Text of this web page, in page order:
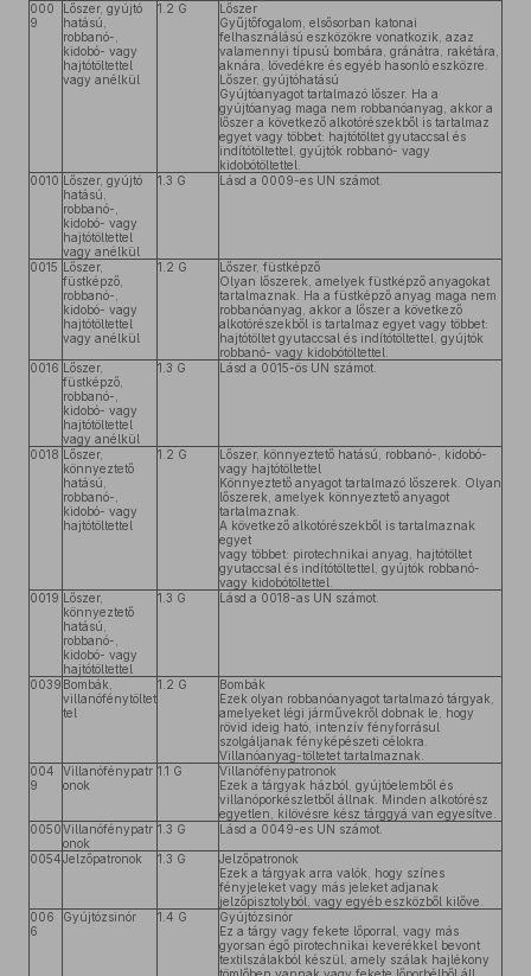
000
9
Lőszer, gyújtó
hatású,
robbanó-,
kidobó- vagy
hajtótöltettel
vagy anélkül
1.2 G
Lőszer
Gyűjtőfogalom, elsősorban katonai
felhasználású eszközökre vonatkozik, azaz
valamennyi típusú bombára, gránátra, rakétára,
aknára, lövedékre és egyéb hasonló eszközre.
Lőszer, gyújtóhatású
Gyújtóanyagot tartalmazó lőszer. Ha a
gyújtóanyag maga nem robbanóanyag, akkor a
lőszer a következő alkotórészekből is tartalmaz
egyet vagy többet: hajtótöltet gyutaccsal és
indítótöltettel, gyújtók robbanó- vagy
kidobótöltettel.
0010 Lőszer, gyújtó
hatású,
robbanó-,
kidobó- vagy
hajtótöltettel
vagy anélkül
1.3 G Lásd a 0009-es UN számot.
0015 Lőszer,
füstképző,
robbanó-,
kidobó- vagy
hajtótöltettel
vagy anélkül
1.2 G
Lőszer, füstképző
Olyan lőszerek, amelyek füstképző anyagokat
tartalmaznak. Ha a füstképző anyag maga nem
robbanóanyag, akkor a lőszer a következő
alkotórészekből is tartalmaz egyet vagy többet:
hajtótöltet gyutaccsal és indítótöltettel, gyújtók
robbanó- vagy kidobótöltettel.
0016 Lőszer,
füstképző,
robbanó-,
kidobó- vagy
hajtótöltettel
vagy anélkül
1.3 G Lásd a 0015-ös UN számot.
0018 Lőszer,
könnyeztető
hatású,
robbanó-,
kidobó- vagy
hajtótöltettel
1.2 G
Lőszer, könnyeztető hatású, robbanó-, kidobó-
vagy hajtótöltettel
Könnyeztető anyagot tartalmazó lőszerek. Olyan
lőszerek, amelyek könnyeztető anyagot
tartalmaznak.
A következő alkotórészekből is tartalmaznak
egyet
vagy többet: pirotechnikai anyag, hajtótöltet
gyutaccsal és indítótöltettel, gyújtók robbanó-
vagy kidobótöltettel.
0019 Lőszer,
könnyeztető
hatású,
robbanó-,
kidobó- vagy
hajtótöltettel
1.3 G Lásd a 0018-as UN számot.
0039 Bombák,
villanófénytöltet
tel
1.2 G
Bombák
Ezek olyan robbanóanyagot tartalmazó tárgyak,
amelyeket légi járművekről dobnak le, hogy
rövid ideig ható, intenzív fényforrásul
szolgáljanak fényképészeti célokra.
Villanóanyag-töltetet tartalmaznak.
004
9
Villanófénypatr
onok
1.1 G
Villanófénypatronok
Ezek a tárgyak házból, gyújtóelemből és
villanóporkészletből állnak. Minden alkotórész
egyetlen, kilövésre kész tárggyá van egyesítve.
0050Villanófénypatr
onok
1.3 G Lásd a 0049-es UN számot.
0054Jelzőpatronok 1.3 G
Jelzőpatronok
Ezek a tárgyak arra valók, hogy színes
fényjeleket vagy más jeleket adjanak
jelzőpisztolyból, vagy egyéb eszközből kilőve.
006
6
Gyújtózsinór 1.4 G
Gyújtózsinór
Ez a tárgy vagy fekete lőporral, vagy más
gyorsan égő pirotechnikai keverékkel bevont
textilszálakból készül, amely szálak hajlékony